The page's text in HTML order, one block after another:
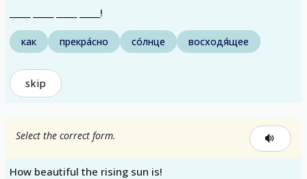
_____ _____ _____ _____!
как прекра́сно со́лнце восходя́щее
skip
Select the correct form.
How beautiful the rising sun is!